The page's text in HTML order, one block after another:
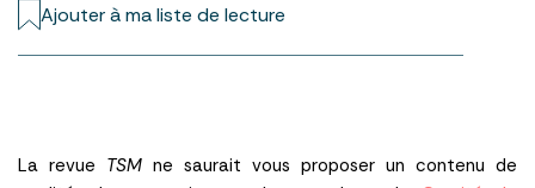
Ajouter à ma liste de lecture
La revue TSM ne saurait vous proposer un contenu de